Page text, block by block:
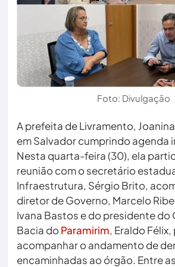
Foto: Divulgação
A prefeita de Livramento,
em Salvador cumprindo agenda
Nesta quarta-feira (30), ela
reunião com o secretário
Infraestrutura, Sérgio Brito,
diretor de Governo, Marcelo
Ivana Bastos e do presidente do
Bacia doParamirim, Eraldo Félix,
acompanhar o andamento de
encaminhadas ao órgão. Entre